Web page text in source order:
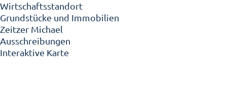
Wirtschaftsstandort
Grundstücke und Immobilien
Zeitzer Michael
Ausschreibungen
Interaktive Karte